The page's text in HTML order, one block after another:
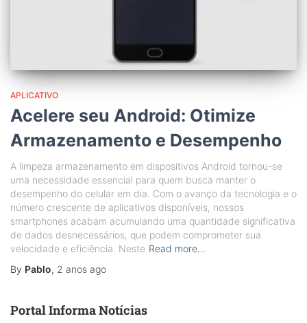
APLICATIVO
Acelere seu Android: Otimize
Armazenamento e Desempenho
A limpeza armazenamento em dispositivos Android tornou-se
uma necessidade essencial para quem busca manter o
desempenho do celular em dia. Com o avanço da tecnologia e o
número crescente de aplicativos disponíveis, nossos
smartphones acabam acumulando uma quantidade significativa
de dados desnecessários, que podem comprometer sua
velocidade e eficiência. Neste Read more…
By Pablo, 2 anos ago
Portal Informa Notícias